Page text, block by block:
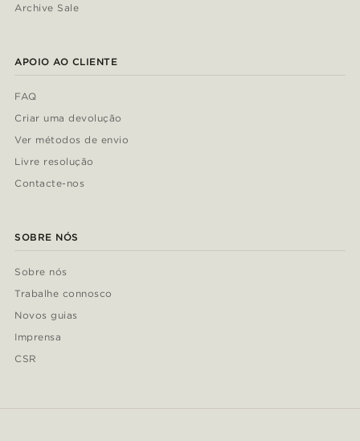
Archive Sale
APOIO AO CLIENTE
FAQ
Criar uma devolução
Ver métodos de envio
Livre resolução
Contacte-nos
SOBRE NÓS
Sobre nós
Trabalhe connosco
Novos guias
Imprensa
CSR